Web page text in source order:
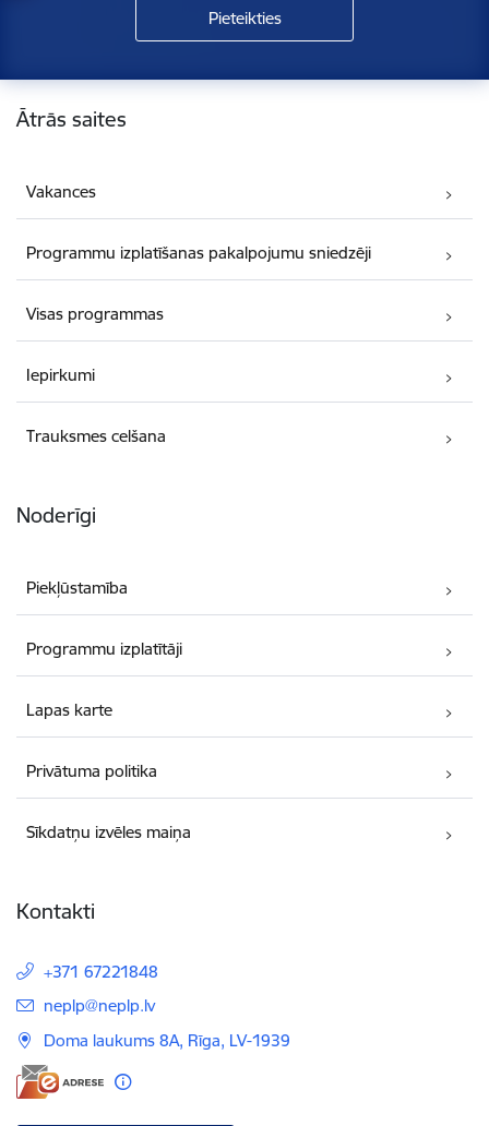
Kājene
Ātrās saites
Vakances
Programmu izplatīšanas pakalpojumu sniedzēji
Visas programmas
Iepirkumi
Trauksmes celšana
Noderīgi
Piekļūstamība
Programmu izplatītāji
Lapas karte
Privātuma politika
Sīkdatņu izvēles maiņa
Kontakti
+371 67221848
E-pasts:
neplp@neplp.lv
Doma laukums 8A, Rīga, LV-1939